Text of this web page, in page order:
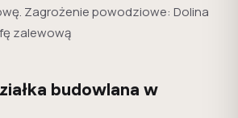
Zagrożenie powodziowe: Dolina
zalewową
budowlana w